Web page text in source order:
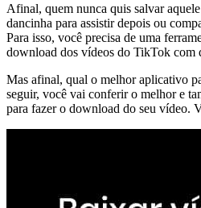
Afinal, quem nunca quis salvar
dancinha para assistir depois ou
Para isso, você precisa de uma
download dos vídeos do TikTok com
Mas afinal, qual o melhor aplicativo
seguir, você vai conferir o melhor e
para fazer o download do seu vídeo.